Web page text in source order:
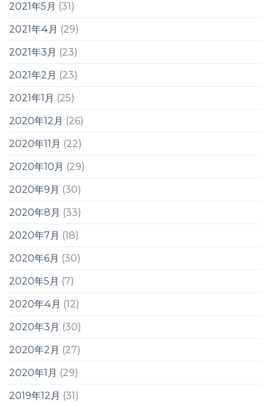
2021年5月 (31)
2021年4月 (29)
2021年3月 (23)
2021年2月 (23)
2021年1月 (25)
2020年12月 (26)
2020年11月 (22)
2020年10月 (29)
2020年9月 (30)
2020年8月 (33)
2020年7月 (18)
2020年6月 (30)
2020年5月 (7)
2020年4月 (12)
2020年3月 (30)
2020年2月 (27)
2020年1月 (29)
2019年12月 (31)